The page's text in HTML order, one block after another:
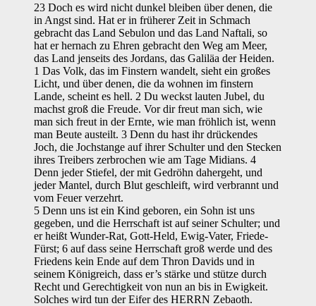
23 Doch es wird nicht dunkel bleiben über denen, die
in Angst sind. Hat er in früherer Zeit in Schmach
gebracht das Land Sebulon und das Land Naftali, so
hat er hernach zu Ehren gebracht den Weg am Meer,
das Land jenseits des Jordans, das Galiläa der Heiden.
1 Das Volk, das im Finstern wandelt, sieht ein großes
Licht, und über denen, die da wohnen im finstern
Lande, scheint es hell. 2 Du weckst lauten Jubel, du
machst groß die Freude. Vor dir freut man sich, wie
man sich freut in der Ernte, wie man fröhlich ist, wenn
man Beute austeilt. 3 Denn du hast ihr drückendes
Joch, die Jochstange auf ihrer Schulter und den Stecken
ihres Treibers zerbrochen wie am Tage Midians. 4
Denn jeder Stiefel, der mit Gedröhn dahergeht, und
jeder Mantel, durch Blut geschleift, wird verbrannt und
vom Feuer verzehrt.
5 Denn uns ist ein Kind geboren, ein Sohn ist uns
gegeben, und die Herrschaft ist auf seiner Schulter; und
er heißt Wunder-Rat, Gott-Held, Ewig-Vater, Friede-
Fürst; 6 auf dass seine Herrschaft groß werde und des
Friedens kein Ende auf dem Thron Davids und in
seinem Königreich, dass er’s stärke und stütze durch
Recht und Gerechtigkeit von nun an bis in Ewigkeit.
Solches wird tun der Eifer des HERRN Zebaoth.